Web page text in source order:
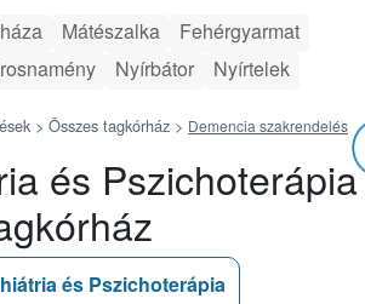
Mátészalka
Fehérgyarmat
Nyírbátor Nyírtelek
> Összes tagkórház > Demencia szakrendelés
és
és Pszichoterápia